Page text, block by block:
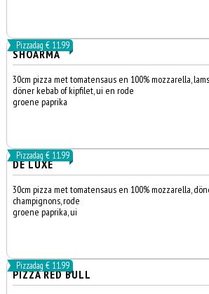
Pizzadag € 11.99
SHOARMA
30cm pizza met tomatensaus en 100% mozzarella,
döner kebab of kipfilet, ui en rode
groene paprika
Pizzadag € 11.99
DE LUXE
30cm pizza met tomatensaus en 100% mozzarella,
champignons, rode
groene paprika, ui
Pizzadag € 11.99
PIZZA RED BULL